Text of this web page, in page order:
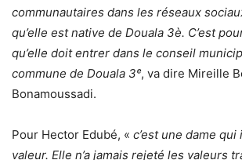
communautaires dans les réseaux
qu’elle est native de Douala 3è. C’est
qu’elle doit entrer dans le conseil
commune de Douala 3ᵉ, va dire Mireille
Bonamoussadi.
Pour Hector Edubé, « c’est une dame
valeur. Elle n’a jamais rejeté les valeurs